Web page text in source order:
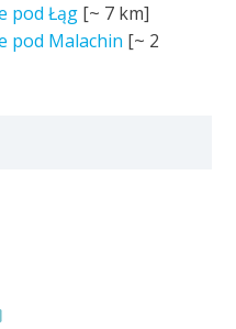
pod Łąg [~ 7 km]
pod Malachin [~ 2